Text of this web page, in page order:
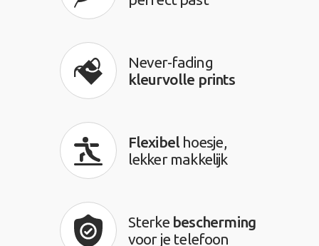
Never-fading
kleurvolle prints
Flexibel hoesje,
lekker makkelijk
Sterke bescherming
voor je telefoon